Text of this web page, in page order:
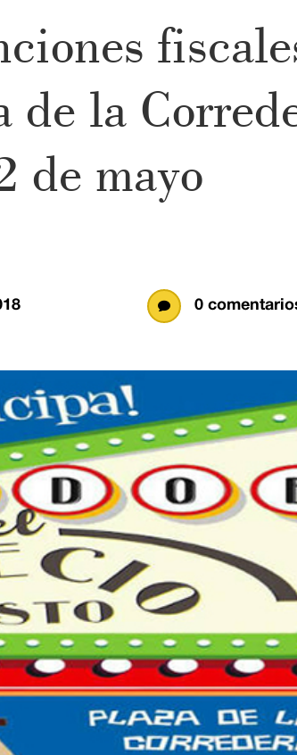
de la
de mayo
 0